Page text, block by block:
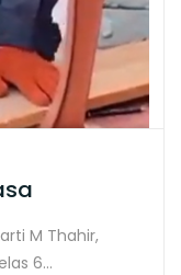
M Thahir,
6…